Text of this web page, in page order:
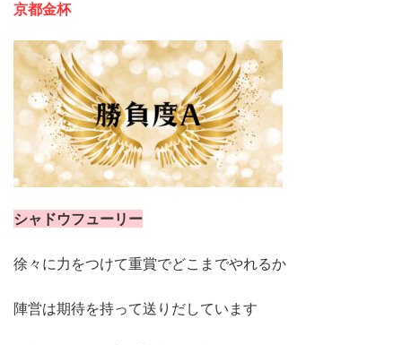
京都金杯
シャドウフューリー
徐々に力をつけて重賞でどこまでやれるか
陣営は期待を持って送りだしています